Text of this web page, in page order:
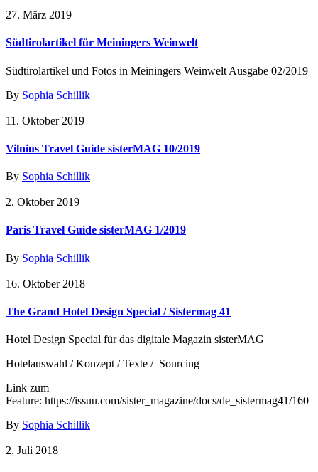
27. März 2019
Südtirolartikel für Meiningers Weinwelt
Südtirolartikel und Fotos in Meiningers Weinwelt Ausgabe 02/2019
By Sophia Schillik
11. Oktober 2019
Vilnius Travel Guide sisterMAG 10/2019
By Sophia Schillik
2. Oktober 2019
Paris Travel Guide sisterMAG 1/2019
By Sophia Schillik
16. Oktober 2018
The Grand Hotel Design Special / Sistermag 41
Hotel Design Special für das digitale Magazin sisterMAG
Hotelauswahl / Konzept / Texte / Sourcing
Link zum
Feature: https://issuu.com/sister_magazine/docs/de_sistermag41/160
By Sophia Schillik
2. Juli 2018